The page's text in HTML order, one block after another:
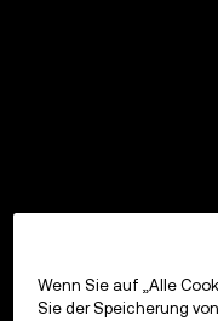
Wenn Sie auf „Alle
Sie der Speicherung